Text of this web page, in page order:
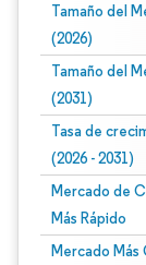
Tamaño del
(2026)
Tamaño del
(2031)
Tasa de
(2026 - 2031)
Mercado de
Más Rápido
Mercado Más